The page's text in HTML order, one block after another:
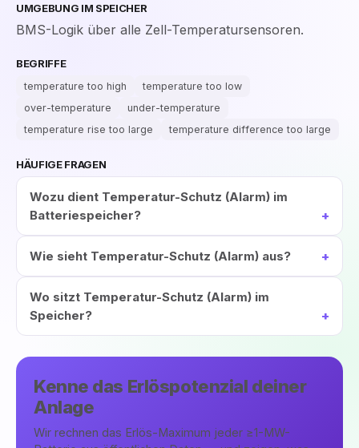
UMGEBUNG IM SPEICHER
BMS-Logik über alle Zell-Temperatursensoren.
BEGRIFFE
temperature too high
temperature too low
over-temperature
under-temperature
temperature rise too large
temperature difference too large
HÄUFIGE FRAGEN
Wozu dient Temperatur-Schutz (Alarm) im
Batteriespeicher?
Wie sieht Temperatur-Schutz (Alarm) aus?
Wo sitzt Temperatur-Schutz (Alarm) im
Speicher?
Kenne das Erlöspotenzial deiner
Anlage
Wir rechnen das Erlös-Maximum jeder ≥1-MW-